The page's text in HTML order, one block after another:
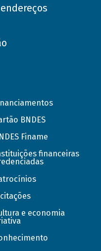
BNDES
Finame
financeiras
e economia